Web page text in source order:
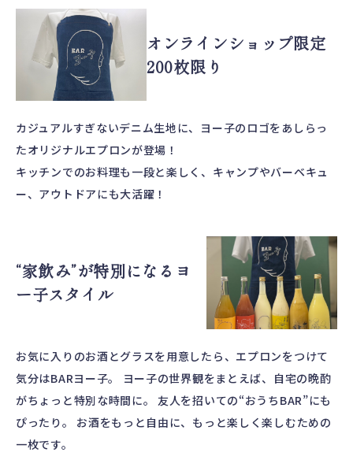
オンラインショップ限定
200枚限り
カジュアルすぎないデニム生地に、ヨー子のロゴをあしらっ
たオリジナルエプロンが登場！
キッチンでのお料理も一段と楽しく、キャンプやバーベキュ
ー、アウトドアにも大活躍！
“家飲み”が特別になるヨ
ー子スタイル
お気に入りのお酒とグラスを用意したら、エプロンをつけて
気分はBARヨー子。 ヨー子の世界観をまとえば、自宅の晩酌
がちょっと特別な時間に。 友人を招いての“おうちBAR”にも
ぴったり。 お酒をもっと自由に、もっと楽しく楽しむための
一枚です。